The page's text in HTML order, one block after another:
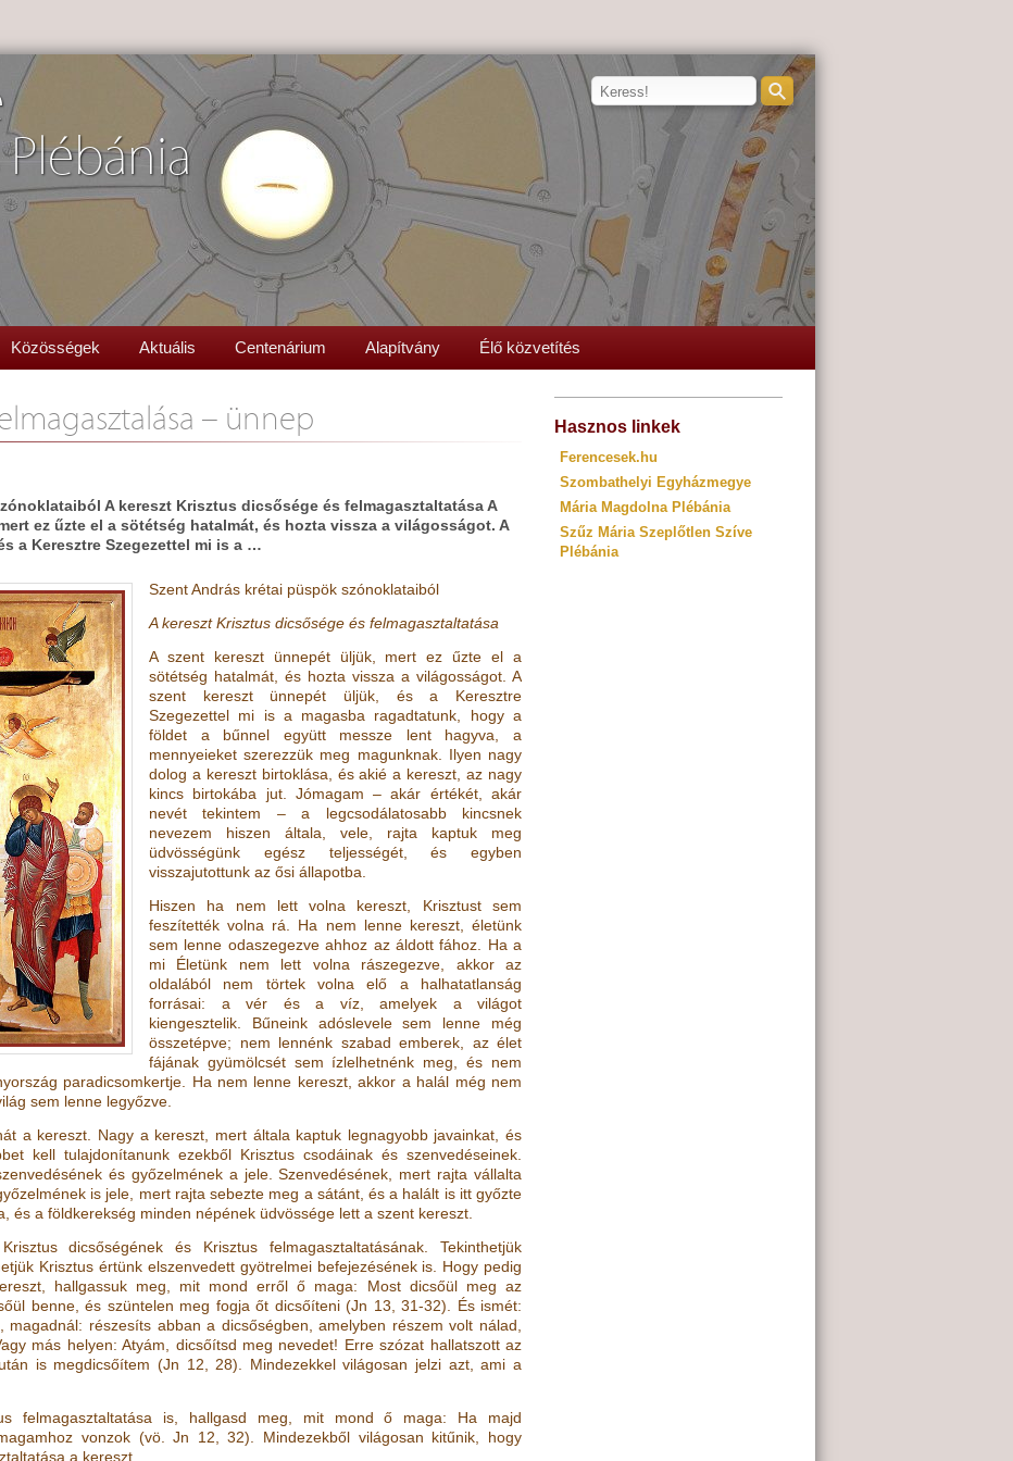
Közösségek Aktuális Centenárium Alapítvány Élő közvetítés
– ünnep
A kereszt Krisztus dicsősége és felmagasztaltatása A
ez űzte el a sötétség hatalmát, és hozta vissza a világosságot. A
a Keresztre Szegezettel mi is a …
Szent András krétai püspök szónoklataiból
A kereszt Krisztus dicsősége és felmagasztaltatása
A szent kereszt ünnepét üljük, mert ez űzte el a
sötétség hatalmát, és hozta vissza a világosságot. A
szent kereszt ünnepét üljük, és a Keresztre
Szegezettel mi is a magasba ragadtatunk, hogy a
földet a bűnnel együtt messze lent hagyva, a
mennyeieket szerezzük meg magunknak. Ilyen nagy
dolog a kereszt birtoklása, és akié a kereszt, az nagy
kincs birtokába jut. Jómagam – akár értékét, akár
nevét tekintem – a legcsodálatosabb kincsnek
nevezem hiszen általa, vele, rajta kaptuk meg
üdvösségünk egész teljességét, és egyben
visszajutottunk az ősi állapotba.
Hiszen ha nem lett volna kereszt, Krisztust sem
feszítették volna rá. Ha nem lenne kereszt, életünk
sem lenne odaszegezve ahhoz az áldott fához. Ha a
mi Életünk nem lett volna rászegezve, akkor az
oldalából nem törtek volna elő a halhatatlanság
forrásai: a vér és a víz, amelyek a világot
kiengesztelik. Bűneink adóslevele sem lenne még
összetépve; nem lennénk szabad emberek, az élet
fájának gyümölcsét sem ízlelhetnénk meg, és nem
paradicsomkertje. Ha nem lenne kereszt, akkor a halál még nem
sem lenne legyőzve.
a kereszt. Nagy a kereszt, mert általa kaptuk legnagyobb javainkat, és
kell tulajdonítanunk ezekből Krisztus csodáinak és szenvedéseinek.
és győzelmének a jele. Szenvedésének, mert rajta vállalta
is jele, mert rajta sebezte meg a sátánt, és a halált is itt győzte
és a földkerekség minden népének üdvössége lett a szent kereszt.
dicsőségének és Krisztus felmagasztaltatásának. Tekinthetjük
Krisztus értünk elszenvedett gyötrelmei befejezésének is. Hogy pedig
hallgassuk meg, mit mond erről ő maga: Most dicsőül meg az
benne, és szüntelen meg fogja őt dicsőíteni(Jn 13, 31-32) . És ismét:
részesíts abban a dicsőségben, amelyben részem volt nálad,
más helyen: Atyám, dicsőítsd meg nevedet! Erre szózat hallatszott az
is megdicsőítem (Jn 12, 28) . Mindezekkel világosan jelzi azt, ami a
felmagasztaltatása is, hallgasd meg, mit mond ő maga: Ha majd
vonzok (vö.Jn 12, 32) . Mindezekből világosan kitűnik, hogy
a kereszt.
Hasznos linkek
Ferencesek.hu
Szombathelyi Egyházmegye
Mária Magdolna Plébánia
Szűz Mária Szeplőtlen Szíve
Plébánia